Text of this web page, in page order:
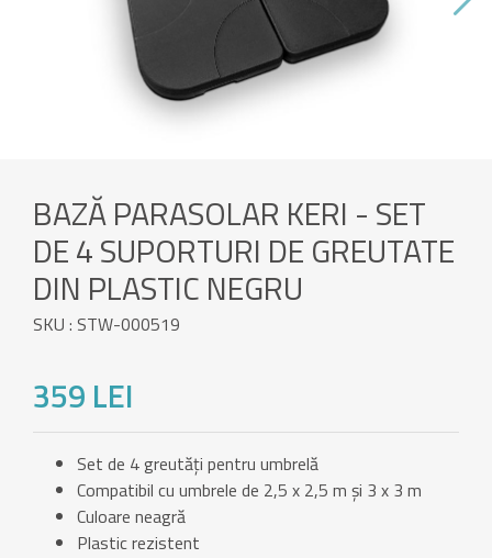
BAZĂ PARASOLAR KERI - SET
DE 4 SUPORTURI DE GREUTATE
DIN PLASTIC NEGRU
SKU : STW-000519
359 LEI
Set de 4 greutăți pentru umbrelă
Compatibil cu umbrele de 2,5 x 2,5 m și 3 x 3 m
Culoare neagră
Plastic rezistent